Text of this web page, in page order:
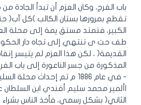
باب الفرج، وكان العزم أن تبدأ الجادة من
تقطع بمرورها بستان الكالب )كل آب(
الكبير، فتمتد مستق يمة إلى محلة
طف حت ى تنتهي إلى تجاه دار
القديمة( ، لكن هذا العزم لم يتيسر
المذكورة من جسر الناعورة إلى باب
- في عام 1886 م تم إحداث
األمير محمد سليم أفندي ابن السلطان
الثاني( بشكل رسمي، فأخذ الناس بشراء